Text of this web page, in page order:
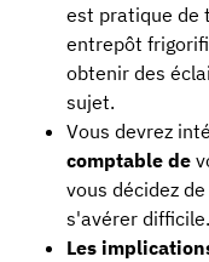
est pratique de
entrepôt
obtenir des
sujet.
Vous devrez
comptable de
vous décidez
s'avérer difficile.
Les